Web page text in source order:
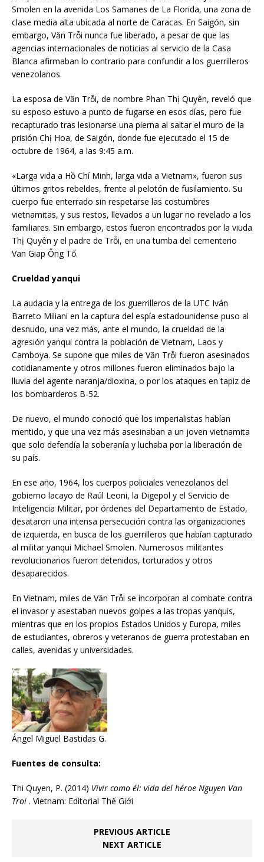
Smolen en la avenida Los Samanes de La Florida, una zona de
clase media alta ubicada al norte de Caracas. En Saigón, sin
embargo, Văn Trỗi nunca fue liberado, a pesar de que las
agencias internacionales de noticias al servicio de la Casa
Blanca afirmaban lo contrario para confundir a los guerrilleros
venezolanos.
La esposa de Văn Trỗi, de nombre Phan Thị Quyên, reveló que
su esposo estuvo a punto de fugarse en esos días, pero fue
recapturado tras lesionarse una pierna al saltar el muro de la
prisión Chị Hoa, de Saigón, donde fue ejecutado el 15 de
octubre de 1964, a las 9:45 a.m.
«Larga vida a Hồ Chí Minh, larga vida a Vietnam», fueron sus
últimos gritos rebeldes, frente al pelotón de fusilamiento. Su
cuerpo fue enterrado sin respetarse las costumbres
vietnamitas, y sus restos, llevados a un lugar no revelado a los
familiares. Sin embargo, estos fueron encontrados por la viuda
Thị Quyên y el padre de Trỗi, en una tumba del cementerio
Van Giap Ông Tổ.
Crueldad yanqui
La audacia y la entrega de los guerrilleros de la UTC Iván
Barreto Miliani en la captura del espía estadounidense puso al
desnudo, una vez más, ante el mundo, la crueldad de la
agresión yanqui contra la población de Vietnam, Laos y
Camboya. Se supone que miles de Văn Trỗi fueron asesinados
cotidianamente y otros millones fueron eliminados bajo la
lluvia del agente naranja/dioxina, o por los ataques en tapiz de
los bombarderos B-52.
De nuevo, el mundo conoció que los imperialistas habían
mentido, y que una vez más asesinaban a un joven vietnamita
que solo defendía la soberanía y luchaba por la liberación de
su país.
En ese año, 1964, los cuerpos policiales venezolanos del
gobierno lacayo de Raúl Leoni, la Digepol y el Servicio de
Inteligencia Militar, por órdenes del Departamento de Estado,
desataron una intensa persecución contra las organizaciones
de izquierda, en busca de los guerrilleros que habían capturado
al militar yanqui Michael Smolen. Numerosos militantes
revolucionarios fueron detenidos, torturados y otros
desaparecidos.
En Vietnam, miles de Văn Trỗi se incorporan al combate contra
el invasor y asestaban nuevos golpes a las tropas yanquis,
mientras que en los propios Estados Unidos y Europa, miles
de estudiantes, obreros y veteranos de guerra protestaban en
calles, avenidas y universidades.
Ángel Miguel Bastidas G.
Fuentes de consulta:
Thi Quyen, P. (2014) Vivir como él: vida del héroe Nguyen Van
Troi . Vietnam: Editorial Thế Giới
PREVIOUS ARTICLE
NEXT ARTICLE